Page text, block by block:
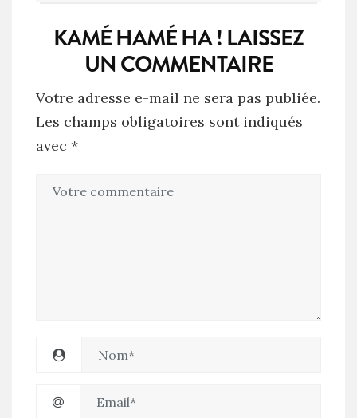
KAMÉ HAMÉ HA ! LAISSEZ
UN COMMENTAIRE
Votre adresse e-mail ne sera pas publiée.
Les champs obligatoires sont indiqués
avec *